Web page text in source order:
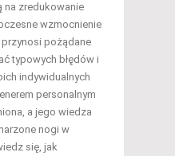
na zredukowanie
wzmocnienie
pożądane
typowych błędów i
indywidualnych
personalnym
a jego wiedza
nogi w
się, jak